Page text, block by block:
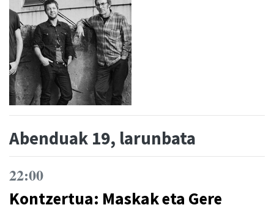
Abenduak 19, larunbata
22:00
Kontzertua: Maskak eta Gere